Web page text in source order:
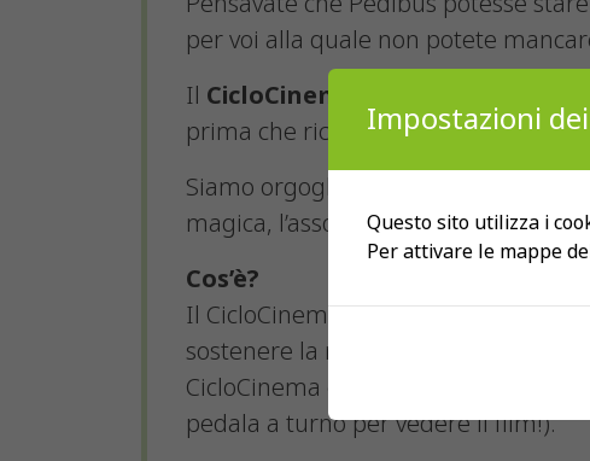
per voi alla quale non potete
Il CicloCinema Tour di ATA e
prima che ricominci la scuola.
Siamo orgogliosi di portare per la
magica, l’associazione Ciclocinema
Cos’è?
Il CicloCinema è un cinema a
sostenere la mobilità sostenibile e
CicloCinema è un progetto che
pedala a turno per vedere il film!).
Impostazioni
Questo sito utilizza i
Per attivare le mappe